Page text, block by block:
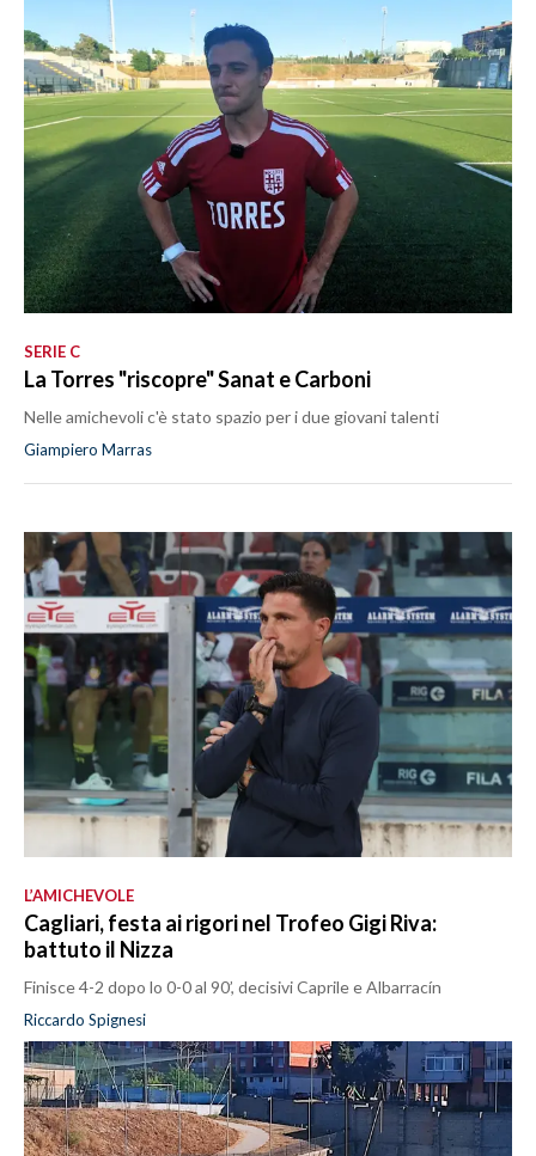
SERIE C
La Torres "riscopre" Sanat e Carboni
Nelle amichevoli c'è stato spazio per i due giovani talenti
Giampiero Marras
L’AMICHEVOLE
Cagliari, festa ai rigori nel Trofeo Gigi Riva:
battuto il Nizza
Finisce 4-2 dopo lo 0-0 al 90’, decisivi Caprile e Albarracín
Riccardo Spignesi